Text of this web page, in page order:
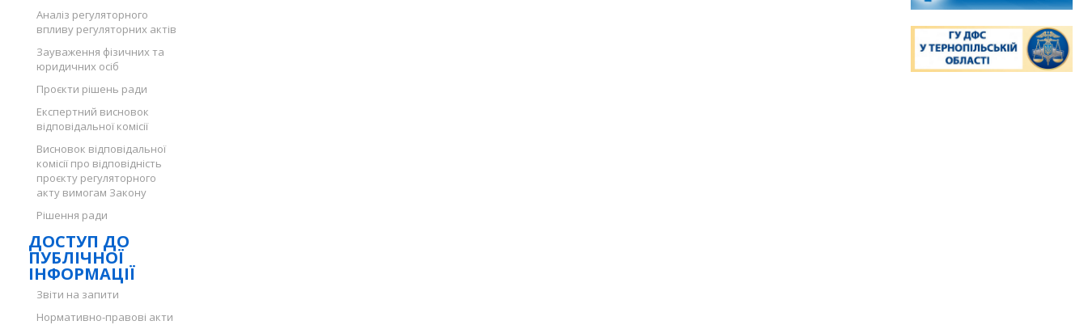
Аналіз регуляторного
впливу регуляторних актів
Зауваження фізичних та
юридичних осіб
Проєкти рішень ради
Експертний висновок
відповідальної комісії
Висновок відповідальної
комісії про відповідність
проєкту регуляторного
акту вимогам Закону
Рішення ради
ДОСТУП ДО
ПУБЛІЧНОЇ
ІНФОРМАЦІЇ
Звіти на запити
Нормативно-правові акти